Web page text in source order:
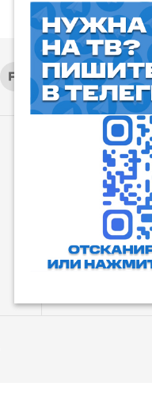
RUTUBE
Все
редакции, а